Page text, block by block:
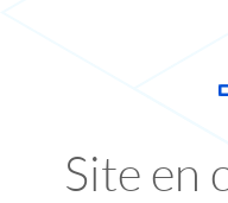
Site en